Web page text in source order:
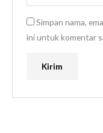
Simpan nama,
ini untuk komentar